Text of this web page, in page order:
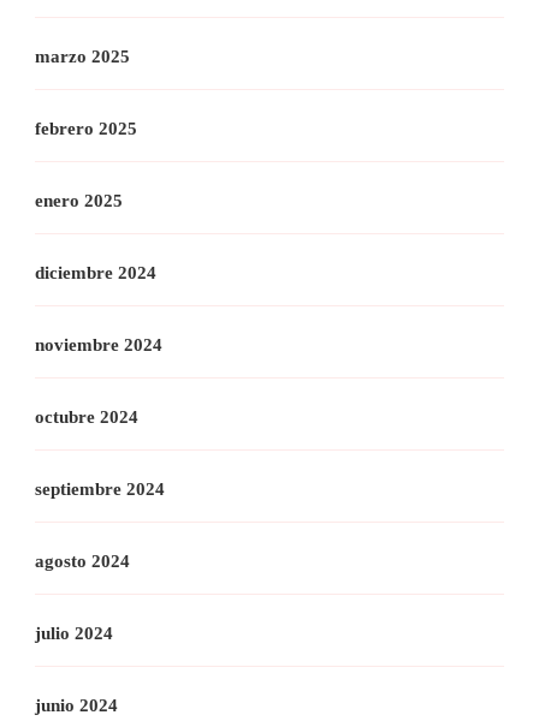
marzo 2025
febrero 2025
enero 2025
diciembre 2024
noviembre 2024
octubre 2024
septiembre 2024
agosto 2024
julio 2024
junio 2024